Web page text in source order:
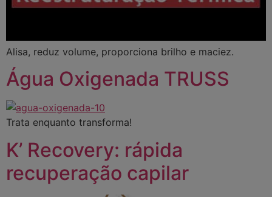
Alisa, reduz volume, proporciona brilho e maciez.
Água Oxigenada TRUSS
Trata enquanto transforma!
K’ Recovery: rápida
recuperação capilar